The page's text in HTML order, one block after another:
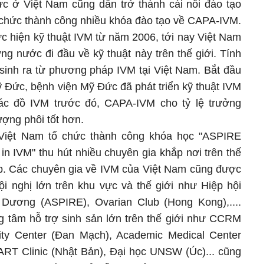
ở Việt Nam cũng dần trở thành cái nôi đào tạo
thành công nhiều khóa đào tạo về CAPA-IVM.
hiện kỹ thuật IVM từ năm 2006, tới nay Việt Nam
nước đi đầu về kỹ thuật này trên thế giới. Tính
ra từ phương pháp IVM tại Việt Nam. Bắt đầu
Đức, bệnh viện Mỹ Đức đã phát triển kỹ thuật IVM
đồ IVM trước đó, CAPA-IVM cho tỷ lệ trưởng
phôi tốt hơn.
Nam tổ chức thành công khóa học "ASPIRE
IVM" thu hút nhiều chuyên gia khắp nơi trên thế
Các chuyên gia về IVM của Việt Nam cũng được
nghị lớn trên khu vực và thế giới như Hiệp hội
(ASPIRE), Ovarian Club (Hong Kong),....
tâm hỗ trợ sinh sản lớn trên thế giới như CCRM
Center (Đan Mạch), Academic Medical Center
Clinic (Nhật Bản), Đại học UNSW (Úc)... cũng